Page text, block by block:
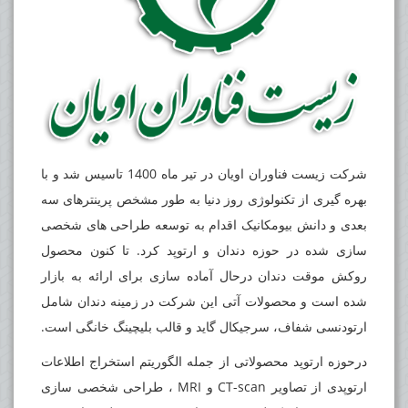
شرکت زیست فناوران اویان در تیر ماه 1400 تاسیس شد و با
بهره گیری از تکنولوژی روز دنیا به طور مشخص پرینترهای سه
بعدی و دانش بیومکانیک اقدام به توسعه طراحی های شخصی
سازی شده در حوزه دندان و ارتوپد کرد. تا کنون محصول
روکش موقت دندان درحال آماده سازی برای ارائه به بازار
شده است و محصولات آتی این شرکت در زمینه دندان شامل
ارتودنسی شفاف، سرجیکال گاید و قالب بلیچینگ خانگی است.
درحوزه ارتوپد محصولاتی از جمله الگوریتم استخراج اطلاعات
ارتوپدی از تصاویر CT-scan و MRI ، طراحی شخصی سازی